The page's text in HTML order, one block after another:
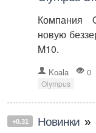
Компания
новую
M10.
Koala 0
Olympus
+0.31 Новинки »